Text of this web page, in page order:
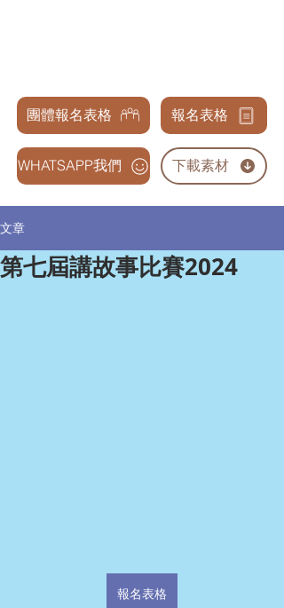
團體報名表格 報名表格
WHATSAPP我們 下載素材
文章
第七屆講故事比賽2024
報名表格